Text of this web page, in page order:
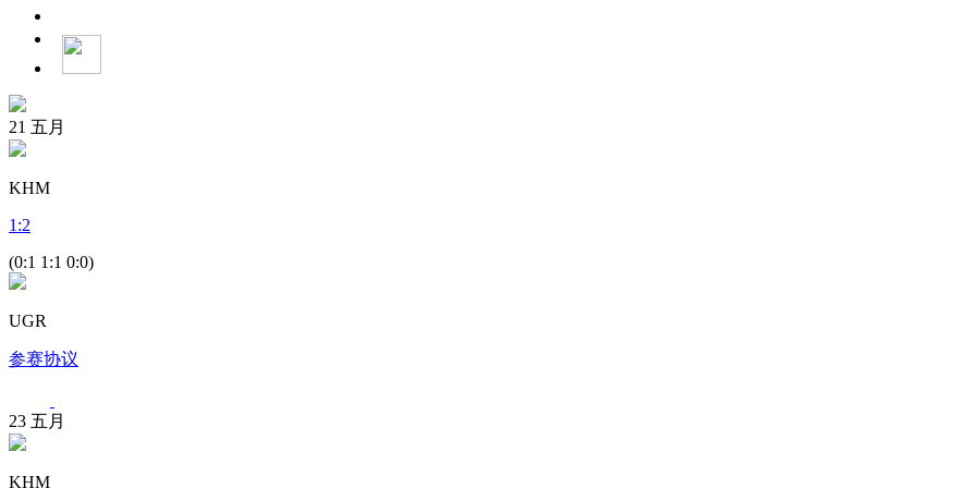
21 五月
KHM
1 :2
(0:1 1:1 0:0)
UGR
参赛协议
23 五月
KHM